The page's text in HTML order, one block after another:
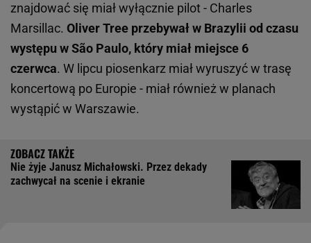
znajdować się miał wyłącznie pilot - Charles
Marsillac. Oliver Tree przebywał w Brazylii od czasu
występu w São Paulo, który miał miejsce 6
czerwca. W lipcu piosenkarz miał wyruszyć w trasę
koncertową po Europie - miał również w planach
wystąpić w Warszawie.
Nie żyje Janusz Michałowski. Przez dekady
zachwycał na scenie i ekranie